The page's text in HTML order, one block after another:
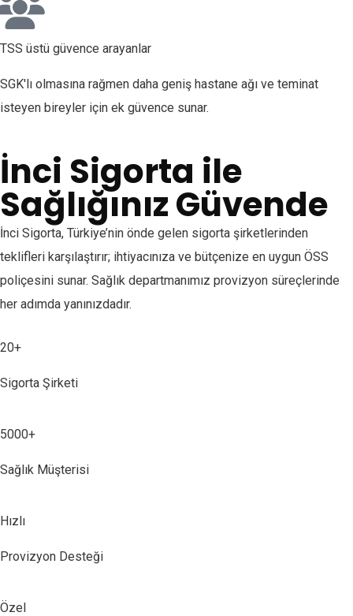
TSS üstü güvence arayanlar
SGK'lı olmasına rağmen daha geniş hastane ağı ve teminat
isteyen bireyler için ek güvence sunar.
İnci Sigorta ile
Sağlığınız Güvende
İnci Sigorta, Türkiye’nin önde gelen sigorta şirketlerinden
teklifleri karşılaştırır; ihtiyacınıza ve bütçenize en uygun ÖSS
poliçesini sunar. Sağlık departmanımız provizyon süreçlerinde
her adımda yanınızdadır.
20+
Sigorta Şirketi
5000+
Sağlık Müşterisi
Hızlı
Provizyon Desteği
Özel